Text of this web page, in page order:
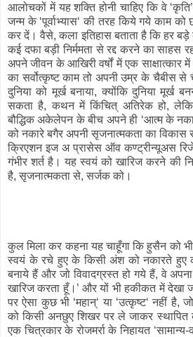
आलोचकों में यह शक्ति होनी चाहिए कि वे
जन्म के ‘पूर्वाभ्यास‘ की तरह किये गये काम
कर दें। वैसे, कला इतिहास बताता है कि हर बड़े
कई दफा बड़ी निर्ममता से रद्द करने का साहस
अपने जीवन के आखिरी वर्षों में एक साक्षात्कार
का सर्वोत्कृष्ट काम तो अपनी उम्र के चैबीस से
दुनिया को मूर्ख बनाया, क्योंकि दुनिया मूर्ख
सकता है, कथन में किंचित् अतिरेक हो,
बौद्धिक अकेलेपन के बीच अपने ही ‘आत्म के
को नकारे बगैर अपनी सृजनात्मकता का विकास
क्रिएशन इज अ प्रासेस ऑव कण्ट्रीन्यूअस
गंभीर शर्त है। यह स्वयं को खारिज करने की
है, सृजनात्मकता से, सर्जक को।
कुल मिला कर कहना यह चाहूँगा कि हुसैन को
स्वयं के रचे हुए के किसी अंश को नकारते हुए
बनाये हैं और जो विवादग्रस्त हो गये हैं, वे
खारिज करता हूँ।’ और यों भी हकीकत में देखा
पर ऐसा कुछ भी ‘महान्‘ या ‘उत्कृष्ट‘ नहीं है,
को किसी अनछुए शिखर पर ले जाकर स्थापित
एक चित्रकार के रोजमर्रा के निहायत